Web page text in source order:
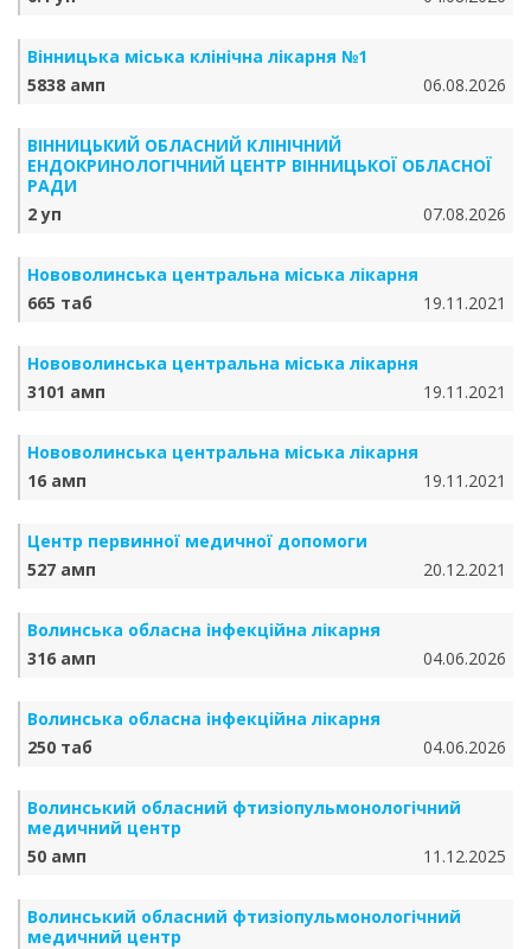
Вінницька міська клінічна лікарня №1
5838 амп
06.08.2026
ВІННИЦЬКИЙ ОБЛАСНИЙ КЛІНІЧНИЙ
ЕНДОКРИНОЛОГІЧНИЙ ЦЕНТР ВІННИЦЬКОЇ ОБЛАСНОЇ
РАДИ
2 уп
07.08.2026
Нововолинська центральна міська лікарня
665 таб
19.11.2021
Нововолинська центральна міська лікарня
3101 амп
19.11.2021
Нововолинська центральна міська лікарня
16 амп
19.11.2021
Центр первинної медичної допомоги
527 амп
20.12.2021
Волинська обласна інфекційна лікарня
316 амп
04.06.2026
Волинська обласна інфекційна лікарня
250 таб
04.06.2026
Волинський обласний фтизіопульмонологічний
медичний центр
50 амп
11.12.2025
Волинський обласний фтизіопульмонологічний
медичний центр